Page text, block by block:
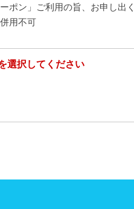
ポン」ご利用の旨、お申し出く
用不可
選択してください